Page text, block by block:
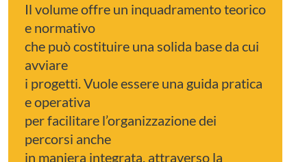
Il volume offre un inquadramento teorico
e normativo
che può costituire una solida base da cui
avviare
i progetti. Vuole essere una guida pratica
e operativa
per facilitare l’organizzazione dei
percorsi anche
in maniera integrata, attraverso la